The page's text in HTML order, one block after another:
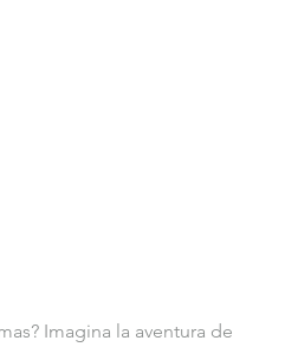
Imagina la aventura de